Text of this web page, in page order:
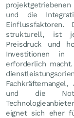
und die
strukturell, ist
Preisdruck und
Investitionen in
erforderlich
und die
eignet sich eher